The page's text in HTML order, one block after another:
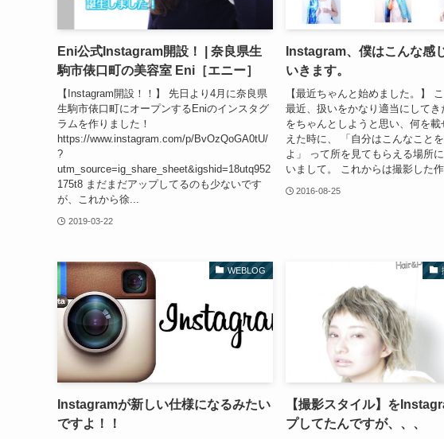
Eni公式Instagram開設！ | 奈良県生
駒市俵口町の美容室 Eni［エニー］
【Instagram開設！！】 先日より4月に奈良県
生駒市俵口町にオープンするEniのインスタグ
ラムを作りました！
https://www.instagram.com/p/BvOzQoGA0tU/
?
utm_source=ig_share_sheet&igshid=18utq952
175t8 まだまだアップしてるのも少ないです
が、これから徐...
2019-03-22
Instagram、僕はこんな感
いきます。
【最近ちゃんと始めました。】 こ
最近、扱いをかなり適当にしてき
をちゃんとしようと思い、何を載
えた時に、 「自分はこんなこと
よ」 って所を見てもらえる場所
いまして。 これからは撮影した作
2016-08-25
WEBLOG
Instagramが新しい仕様になるみたい
ですよ！！
【撮影スタイル】を
プしてたんですが、、、